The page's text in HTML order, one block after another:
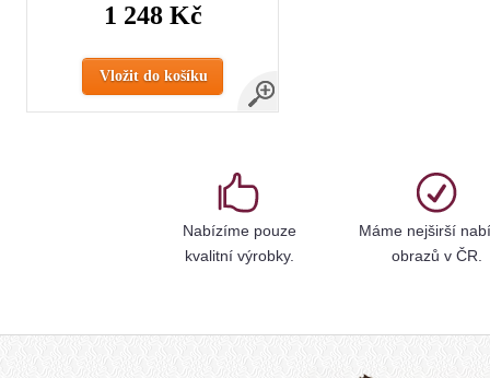
1 248 Kč
Vložit do košíku
Nabízíme pouze
kvalitní výrobky.
Máme nejširší
obrazů v ČR.